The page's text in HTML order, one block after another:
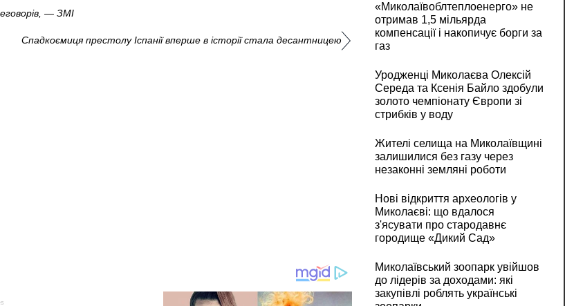
— ЗМІ
Спадкоємиця престолу Іспанії вперше в історії стала десантницею
«Миколаївоблтеплоенерго» не
отримав 1,5 мільярда
компенсації і накопичує борги за
газ
Уродженці Миколаєва Олексій
Середа та Ксенія Байло здобули
золото чемпіонату Європи зі
стрибків у воду
Жителі селища на Миколаївщині
залишилися без газу через
незаконні земляні роботи
Нові відкриття археологів у
Миколаєві: що вдалося
з'ясувати про стародавнє
городище «Дикий Сад»
Миколаївський зоопарк увійшов
до лідерів за доходами: які
закупівлі роблять українські